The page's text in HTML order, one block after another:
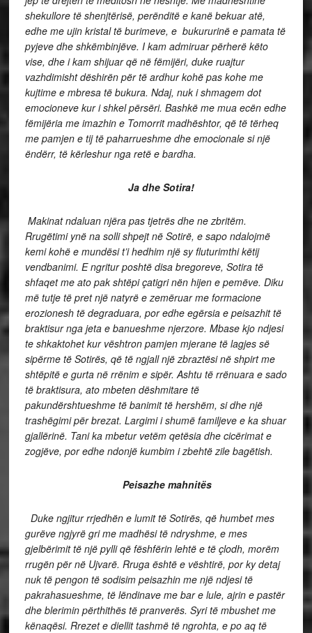
shekullore të shenjtërisë, perënditë e kanë bekuar atë,
edhe me ujin kristal të burimeve, e bukururinë e pamata të
pyjeve dhe shkëmbinjëve. I kam admiruar përherë këto
vise, dhe i kam shijuar që në fëmijëri, duke ruajtur
vazhdimisht dëshirën për të ardhur kohë pas kohe me
kujtime e mbresa të bukura. Ndaj, nuk i shmagem dot
emocioneve kur i shkel përsëri. Bashkë me mua ecën edhe
fëmijëria me imazhin e Tomorrit madhështor, që të tërheq
me pamjen e tij të paharrueshme dhe emocionale si një
ëndërr, të kërleshur nga retë e bardha.
Ja dhe Sotira!
Makinat ndaluan njëra pas tjetrës dhe ne zbritëm.
Rrugëtimi ynë na solli shpejt në Sotirë, e sapo ndalojmë
kemi kohë e mundësi t’i hedhim një sy fluturimthi këtij
vendbanimi. E ngritur poshtë disa bregoreve, Sotira të
shfaqet me ato pak shtëpi çatigri nën hijen e pemëve. Diku
më tutje të pret një natyrë e zemëruar me formacione
erozionesh të degraduara, por edhe egërsia e peisazhit të
braktisur nga jeta e banueshme njerzore. Mbase kjo ndjesi
te shkaktohet kur vështron pamjen mjerane të lagjes së
sipërme të Sotirës, që të ngjall një zbraztësi në shpirt me
shtëpitë e gurta në rrënim e sipër. Ashtu të rrënuara e sado
të braktisura, ato mbeten dëshmitare të
pakundërshtueshme të banimit të hershëm, si dhe një
trashëgimi për brezat. Largimi i shumë familjeve e ka shuar
gjallërinë. Tani ka mbetur vetëm qetësia dhe cicërimat e
zogjëve, por edhe ndonjë kumbim i zbehtë zile bagëtish.
Peisazhe mahnitës
Duke ngjitur rrjedhën e lumit të Sotirës, që humbet mes
gurëve ngjyrë gri me madhësi të ndryshme, e mes
gjelbërimit të një pylli që fëshfërin lehtë e të çlodh, morëm
rrugën për në Ujvarë. Rruga është e vështirë, por ky detaj
nuk të pengon të sodisim peisazhin me një ndjesi të
pakrahasueshme, të lëndinave me bar e lule, ajrin e pastër
dhe blerimin përthithës të pranverës. Syri të mbushet me
kënaqësi. Rrezet e diellit tashmë të ngrohta, e po aq të